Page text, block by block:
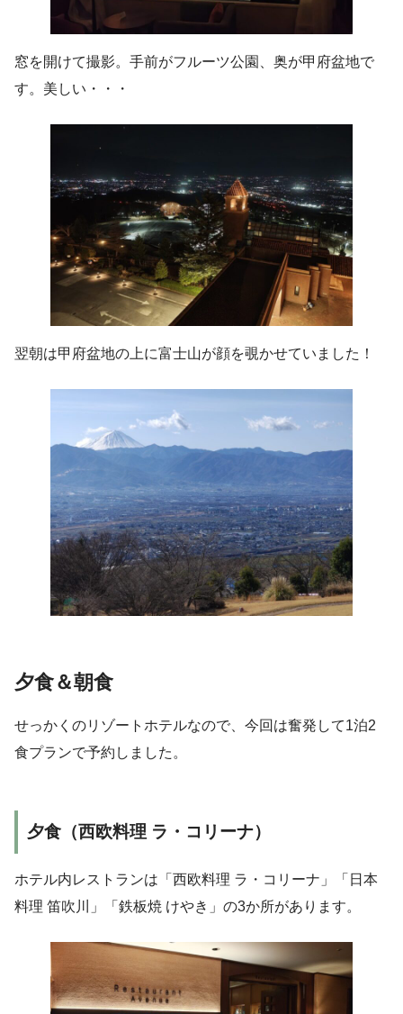
窓を開けて撮影。手前がフルーツ公園、奥が甲府盆地で
す。美しい・・・
翌朝は甲府盆地の上に富士山が顔を覗かせていました！
夕食＆朝食
せっかくのリゾートホテルなので、今回は奮発して1泊2
食プランで予約しました。
夕食（西欧料理 ラ・コリーナ）
ホテル内レストランは「西欧料理 ラ・コリーナ」「日本
料理 笛吹川」「鉄板焼 けやき」の3か所があります。